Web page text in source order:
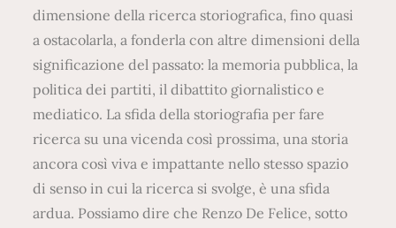
dimensione della ricerca storiografica, fino quasi
a ostacolarla, a fonderla con altre dimensioni della
significazione del passato: la memoria pubblica, la
politica dei partiti, il dibattito giornalistico e
mediatico. La sfida della storiografia per fare
ricerca su una vicenda così prossima, una storia
ancora così viva e impattante nello stesso spazio
di senso in cui la ricerca si svolge, è una sfida
ardua. Possiamo dire che Renzo De Felice, sotto